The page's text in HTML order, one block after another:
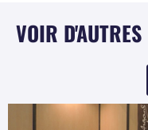
VOIR